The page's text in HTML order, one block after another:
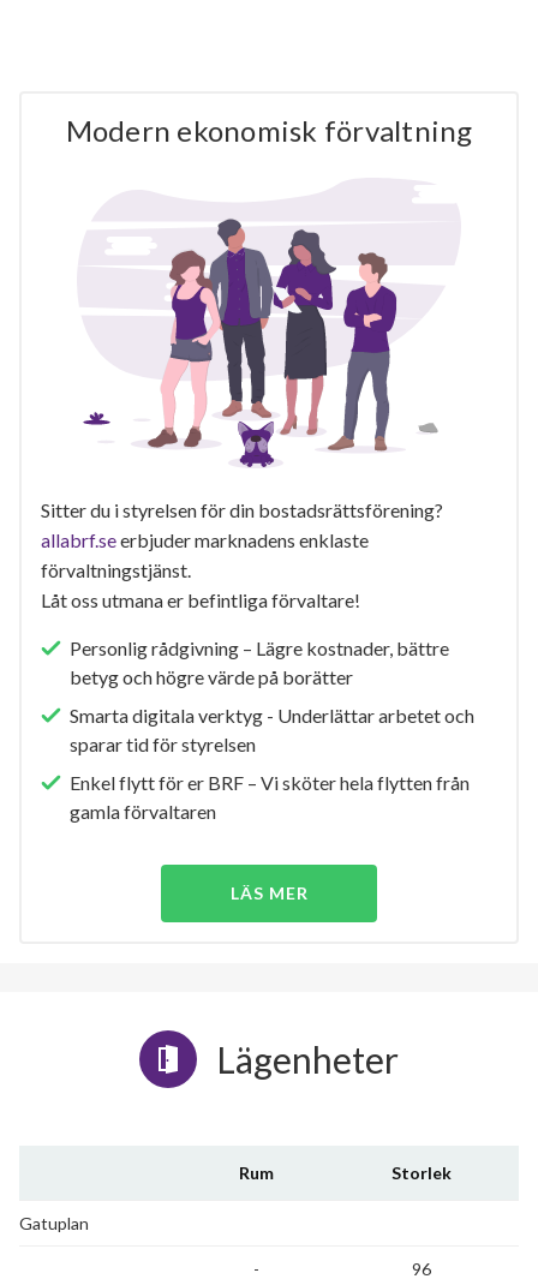
Modern ekonomisk förvaltning
Sitter du i styrelsen för din bostadsrättsförening?
allabrf.seerbjuder marknadens enklaste
förvaltningstjänst.
Låt oss utmana er befintliga förvaltare!
Personlig rådgivning – Lägre kostnader, bättre
betyg och högre värde på borätter
Smarta digitala verktyg - Underlättar arbetet och
sparar tid för styrelsen
Enkel flytt för er BRF – Vi sköter hela flytten från
gamla förvaltaren
LÄS MER
Lägenheter
Rum Storlek
Gatuplan
- 96